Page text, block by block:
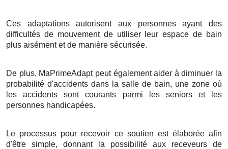
Ces adaptations autorisent aux personnes ayant des
difficultés de mouvement de utiliser leur espace de bain
plus aisément et de manière sécurisée.
De plus, MaPrimeAdapt peut également aider à diminuer la
probabilité d'accidents dans la salle de bain, une zone où
les accidents sont courants parmi les seniors et les
personnes handicapées.
Le processus pour recevoir ce soutien est élaborée afin
d'être simple, donnant la possibilité aux receveurs de